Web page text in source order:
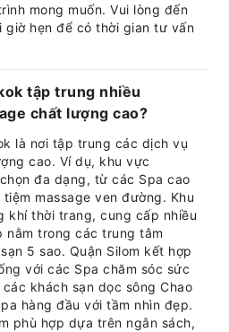
mong muốn. Vui lòng đến
giờ hẹn để có thời gian tư vấn
tập trung nhiều
chất lượng cao?
là nơi tập trung các dịch vụ
cao. Ví dụ, khu vực
đa dạng, từ các Spa cao
massage ven đường. Khu
khí thời trang, cung cấp nhiều
nằm trong các trung tâm
5 sao. Quận Silom kết hợp
với các Spa chăm sóc sức
khách sạn dọc sông Chao
hàng đầu với tầm nhìn đẹp.
phù hợp dựa trên ngân sách,